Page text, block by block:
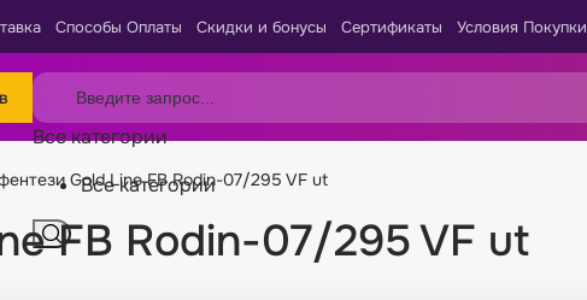
Способы Оплаты Скидки и бонусы Сертификаты Условия Покупки
Все категории
Все категории
Gold Line FB Rodin-07/295 VF ut
FB Rodin-07/295 VF ut